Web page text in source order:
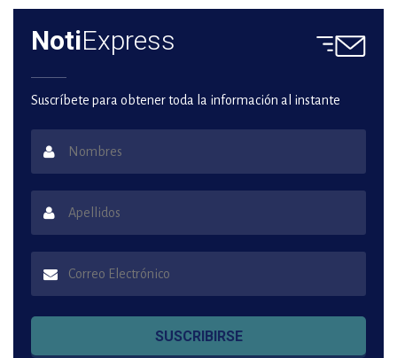
NotiExpress
Suscríbete para obtener toda la información al instante
SUSCRIBIRSE